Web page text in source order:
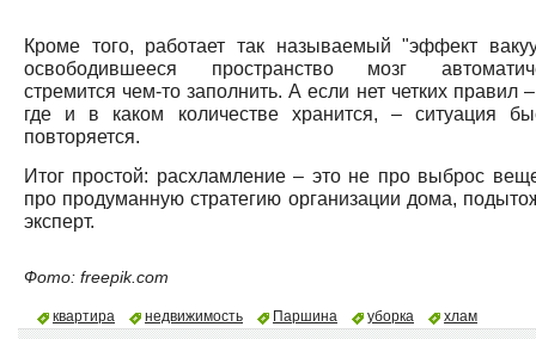
Кроме того, работает так называемый "эффект
освободившееся пространство мозг
стремится чем-то заполнить. А если нет четких правил
где и в каком количестве хранится, – ситуация
повторяется.
Итог простой: расхламление – это не про выброс
про продуманную стратегию организации дома,
эксперт.
Фото: freepik.com
квартира недвижимость Паршина уборка хлам